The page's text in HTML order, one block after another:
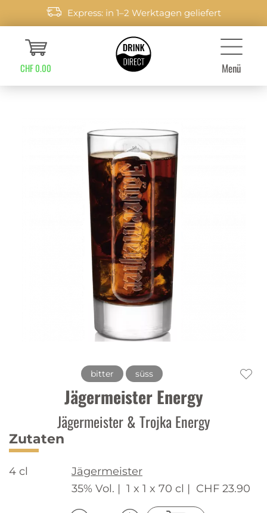
Express: in 1–2 Werktagen geliefert
CHF 0.00 Menü
bitter süss
Jägermeister Energy
Jägermeister & Trojka Energy
Zutaten
4 cl
Jägermeister
35% Vol. | 1 x 1 x 70 cl | CHF 23.90